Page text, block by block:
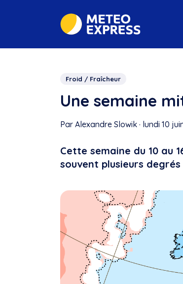
Froid / Fraîcheur
Une semaine
Par Alexandre Slowik · lundi 10
Cette semaine du 10 au
souvent plusieurs